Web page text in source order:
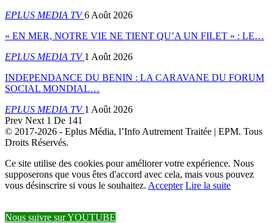
EPLUS MEDIA TV6 Août 2026
« EN MER, NOTRE VIE NE TIENT QU’A UN FILET » : LE…
EPLUS MEDIA TV1 Août 2026
INDEPENDANCE DU BENIN : LA CARAVANE DU FORUM
SOCIAL MONDIAL…
EPLUS MEDIA TV1 Août 2026
Prev Next 1 De 141
© 2017-2026 - Eplus Média, l’Info Autrement Traitée | EPM. Tous
Droits Réservés.
Ce site utilise des cookies pour améliorer votre expérience. Nous
supposerons que vous êtes d'accord avec cela, mais vous pouvez
vous désinscrire si vous le souhaitez. Accepter Lire la suite
Nous suivre sur YOUTUBE